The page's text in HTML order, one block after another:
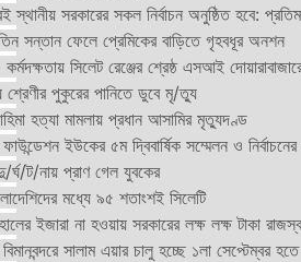
সরকারের সকল নির্বাচন অনুষ্ঠিত হবে:
সন্তান ফেলে প্রেমিকের বাড়িতে গৃহবধূর অনশন
সিলেট রেঞ্জের শ্রেষ্ঠ এসআই
শ্রেণীর পুকুরের পানিতে ডুবে মৃ/ত্যু
হত্যা মামলায় প্রধান আসামির মৃত্যুদণ্ড
ইউকের ৫ম দ্বিবার্ষিক সম্মেলন ও
ট/নায় প্রাণ গেল যুবকের
মধ্যে ৯৫ শতাংশই সিলেটি
ইজারা না হওয়ায় সরকারের লক্ষ লক্ষ টাকা
সালাম এয়ার চালু হচ্ছে ১লা সেপ্টেম্বর হতে